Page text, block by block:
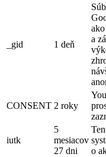
_gid 1 deň
a
CONSENT 2 roky
iutk
5
mesiacov
27 dni
o